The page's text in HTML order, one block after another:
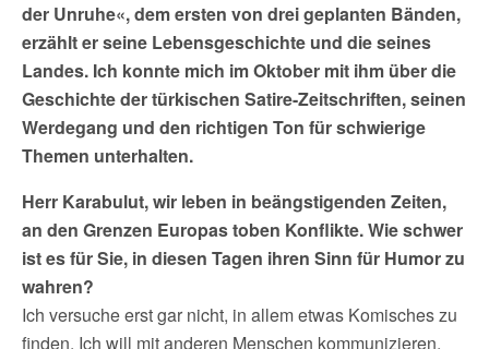
der Unruhe«, dem ersten von drei geplanten Bänden,
erzählt er seine Lebensgeschichte und die seines
Landes. Ich konnte mich im Oktober mit ihm über die
Geschichte der türkischen Satire-Zeitschriften, seinen
Werdegang und den richtigen Ton für schwierige
Themen unterhalten.
Herr Karabulut, wir leben in beängstigenden Zeiten,
an den Grenzen Europas toben Konflikte. Wie schwer
ist es für Sie, in diesen Tagen ihren Sinn für Humor zu
wahren?
Ich versuche erst gar nicht, in allem etwas Komisches zu
finden. Ich will mit anderen Menschen kommunizieren,